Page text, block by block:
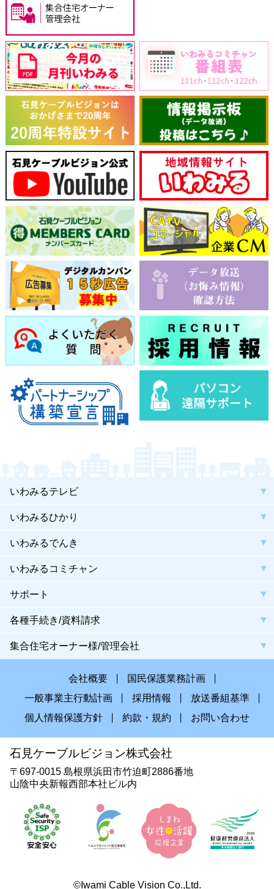
いわみるテレビ
いわみるひかり
いわみるでんき
いわみるコミチャン
サポート
各種手続き/資料請求
集合住宅オーナー様/管理会社
会社概要
国民保護業務計画
一般事業主行動計画
採用情報
放送番組基準
個人情報保護方針
約款・規約 お問い合わせ
石見ケーブルビジョン株式会社
〒697-0015 島根県浜田市竹迫町2886番地
山陰中央新報西部本社ビル内
©Iwami Cable Vision Co.,Ltd.